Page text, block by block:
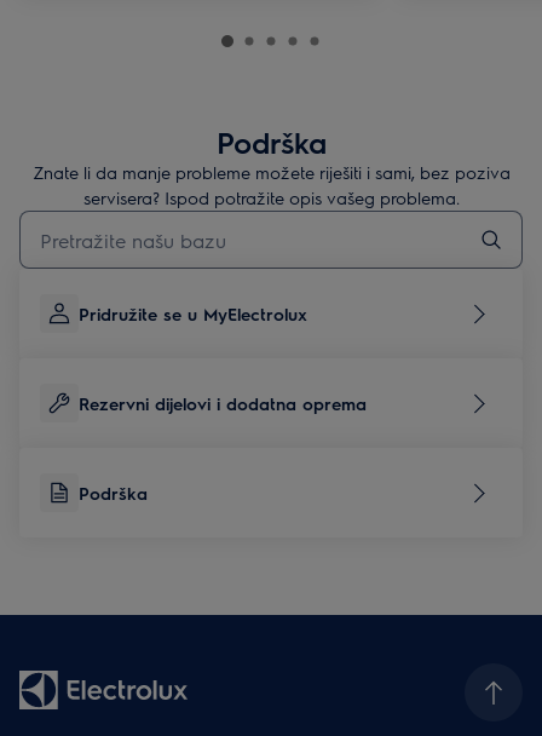
Podrška
Znate li da manje probleme možete riješiti i sami, bez poziva
servisera? Ispod potražite opis vašeg problema.
Upišite za pretraživanje članaka podrške
Pridružite se u MyElectrolux
Rezervni dijelovi i dodatna oprema
Podrška